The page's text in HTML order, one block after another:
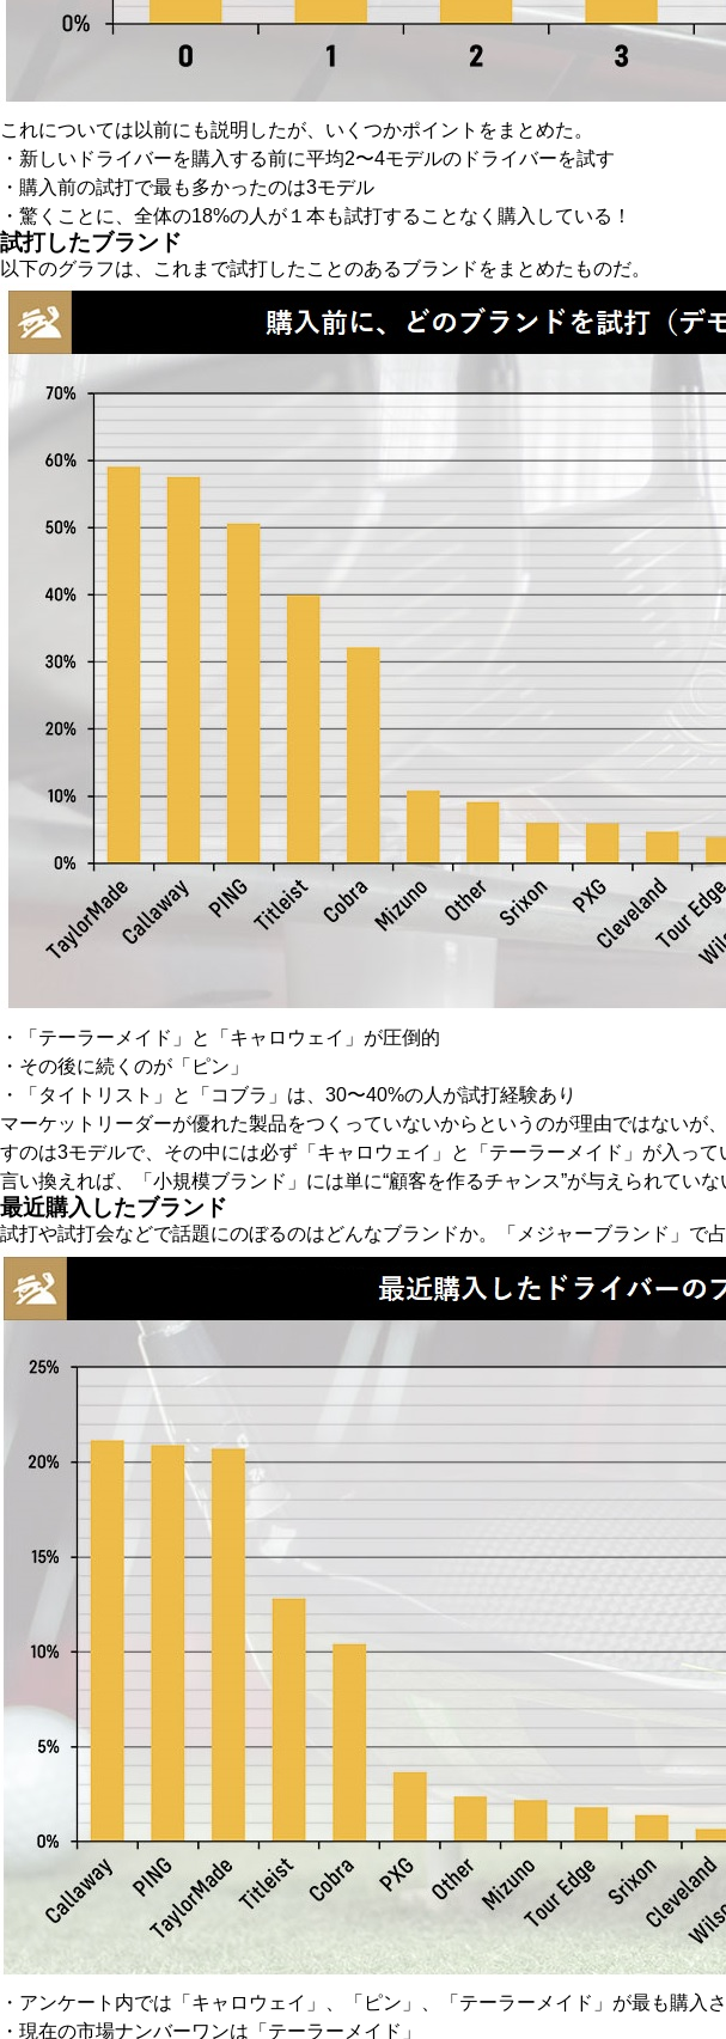
これについては以前にも説明したが、いくつかポイントをまとめた。
・新しいドライバーを購入する前に平均2〜4モデルのドライバーを試す
・購入前の試打で最も多かったのは3モデル
・驚くことに、全体の18%の人が１本も試打することなく購入している！
試打したブランド
以下のグラフは、これまで試打したことのあるブランドをまとめたものだ。
・「テーラーメイド」と「キャロウェイ」が圧倒的
・その後に続くのが「ピン」
・「タイトリスト」と「コブラ」は、30〜40%の人が試打経験あり
マーケットリーダーが優れた製品をつくっていないからというのが理由ではない
すのは3モデルで、その中には必ず「キャロウェイ」と「テーラーメイド」が入って
言い換えれば、「小規模ブランド」には単に“顧客を作るチャンス”が与えられていな
最近購入したブランド
試打や試打会などで話題にのぼるのはどんなブランドか。「メジャーブランド」で
・アンケート内では「キャロウェイ」、「ピン」、「テーラーメイド」が最も購入
・現在の市場ナンバーワンは「テーラーメイド」
Our Mission
MyGolfSpyJapanとは？